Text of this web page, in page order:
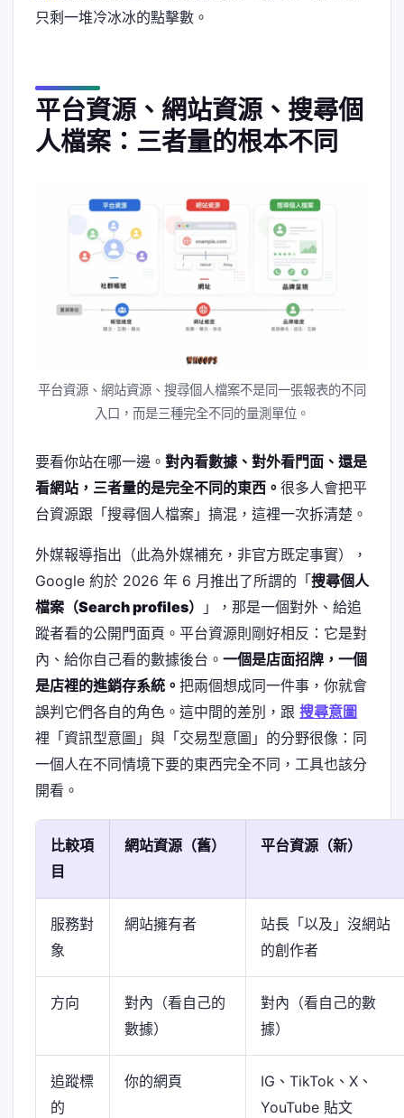
只剩一堆冷冰冰的點擊數。
平台資源、網站資源、搜尋個
人檔案：三者量的根本不同
平台資源、網站資源、搜尋個人檔案不是同一張報表的不同
入口，而是三種完全不同的量測單位。
要看你站在哪一邊。 對內看數據、對外看門面、還是
看網站，三者量的是完全不同的東西。 很多人會把平
台資源跟「搜尋個人檔案」搞混，這裡一次拆清楚。
外媒報導指出（此為外媒補充，非官方既定事實），
Google 約於 2026 年 6 月推出了所謂的「 搜尋個人
檔案（Search profiles）
」，那是一個對外、給追
蹤者看的公開門面頁。平台資源則剛好相反：它是對
內、給你自己看的數據後台。 一個是店面招牌，一個
是店裡的進銷存系統。 把兩個想成同一件事，你就會
誤判它們各自的角色。這中間的差別，跟 搜尋意圖
裡「資訊型意圖」與「交易型意圖」的分野很像：同
一個人在不同情境下要的東西完全不同，工具也該分
開看。
比較項
目
網站資源（舊） 平台資源（新）
服務對
象
網站擁有者
站長「以及」沒網站
的創作者
方向
對內（看自己的
數據）
對內（看自己的數
據）
追蹤標
的
你的網頁
IG、TikTok、X、
YouTube 貼文